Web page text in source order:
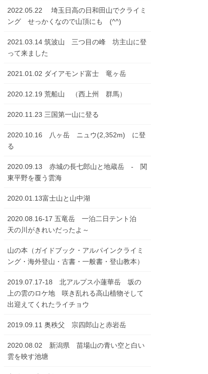
2022.05.22 埼玉日高の日和田山でクライミ
ング せっかくなので山頂にも (^^)
2021.03.14 筑波山 三つ目の峰 坊主山に登
って来ました
2021.01.02 ダイアモンド富士 竜ヶ岳
2020.12.19 荒船山 （西上州 群馬）
2020.11.23 三国第一山に登る
2020.10.16 八ヶ岳 ニュウ(2,352m) に登
る
2020.09.13 赤城の長七郎山と地蔵岳 - 関
東平野を覆う雲海
2020.01.13富士山と山中湖
2020.08.16-17 五竜岳 一泊二日テント泊
天の川がきれいだったよ～
山の本（ガイドブック・アルパインクライミ
ング・海外登山・古書・一般書・登山教本）
2019.07.17-18 北アルプス小蓮華岳 坂の
上の雲のロケ地 咲き乱れる高山植物そして
出迎えてくれたライチョウ
2019.09.11 奥秩父 宗四郎山と赤岩岳
2020.08.02 新潟県 苗場山の青い空と白い
雲を映す池塘